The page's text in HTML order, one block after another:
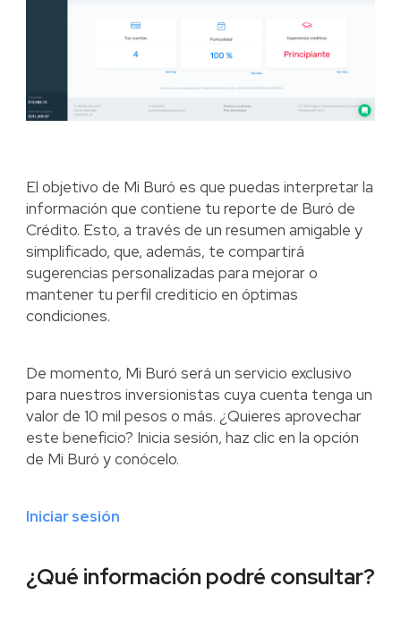
El objetivo de Mi Buró es que puedas interpretar la
información que contiene tu reporte de Buró de
Crédito. Esto, a través de un resumen amigable y
simplificado, que, además, te compartirá
sugerencias personalizadas para mejorar o
mantener tu perfil crediticio en óptimas
condiciones.
De momento, Mi Buró será un servicio exclusivo
para nuestros inversionistas cuya cuenta tenga un
valor de 10 mil pesos o más. ¿Quieres aprovechar
este beneficio? Inicia sesión, haz clic en la opción
de Mi Buró y conócelo.
Iniciar sesión
¿Qué información podré consultar?